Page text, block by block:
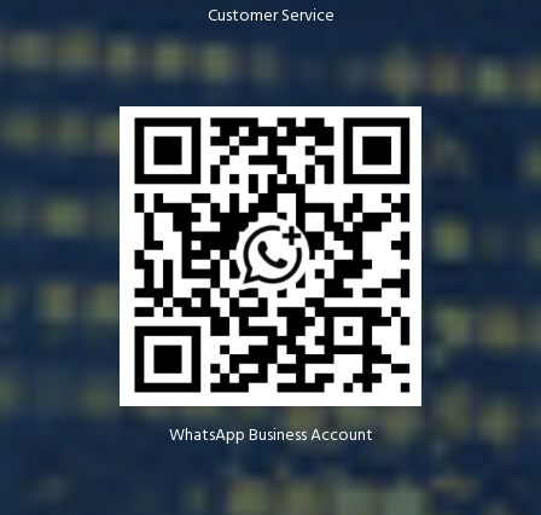
Customer Service
WhatsApp Business Account